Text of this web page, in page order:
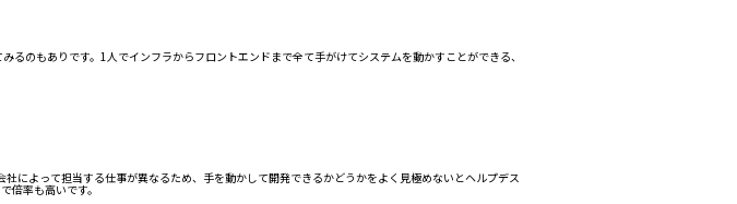
のもありです。1人でインフラからフロントエンドまで全て手がけてシステムを動かすことができる、
によって担当する仕事が異なるため、手を動かして開発できるかどうかをよく見極めないとヘルプデス
倍率も高いです。